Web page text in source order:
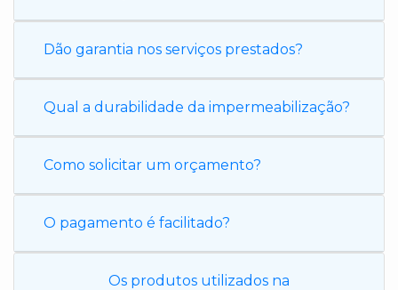
Dão garantia nos serviços prestados?
Qual a durabilidade da impermeabilização?
Como solicitar um orçamento?
O pagamento é facilitado?
Os produtos utilizados na